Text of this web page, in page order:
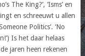
The King?’, ‘Isms’ en
en schreeuwt u allen
Politics’. ‘No
Is het daar helaas
jaren heen rekenen